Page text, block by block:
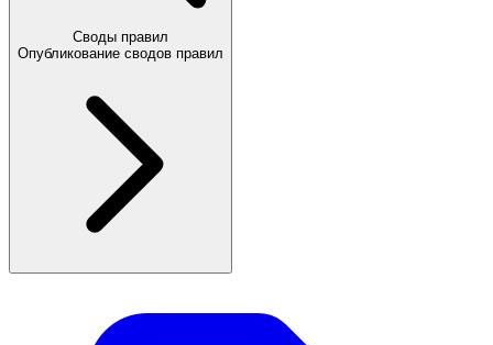
Своды правил
Опубликование сводов правил